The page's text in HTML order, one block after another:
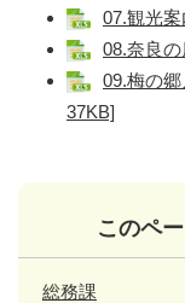
07.観光
08.奈良
09.梅の
37KB]
このペ
総務課